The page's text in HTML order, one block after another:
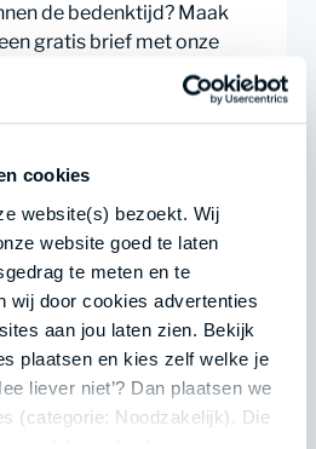
cookies
website(s) bezoekt. Wij
website goed te laten
te meten en te
wij door cookies advertenties
aan jou laten zien. Bekijk
plaatsen en kies zelf welke je
liever niet’? Dan plaatsen we
(categorie: Noodzakelijk). Die
de bedenktijd? Maak
gratis brief met onze
verkeersboete